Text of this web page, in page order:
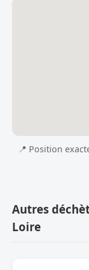
📍 Position
Autres
Loire